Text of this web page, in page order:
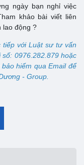
ngày bạn nghỉ việc
khảo bài viết liên
lao động ?
tiếp với Luật sư tư vấn
0976.282.879 hoặc
hiểm qua Email để
- Group.